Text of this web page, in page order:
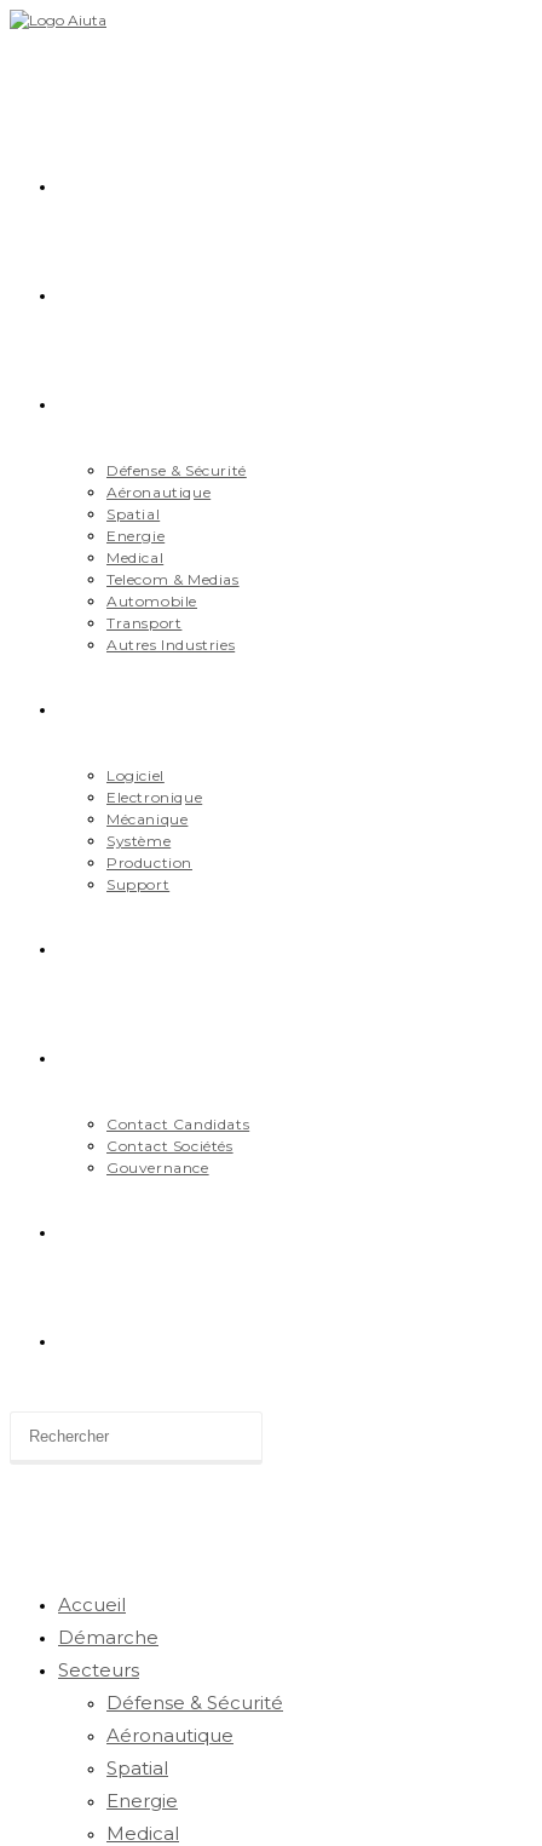
Skip
Défense & Sécurité
Aéronautique
Spatial
Energie
Medical
Telecom & Medias
Automobile
Transport
Autres Industries
Logiciel
Electronique
Mécanique
Système
Production
Support
Contact Candidats
Contact Sociétés
Gouvernance
Accueil
Démarche
Secteurs
Défense & Sécurité
Aéronautique
Spatial
Energie
Medical